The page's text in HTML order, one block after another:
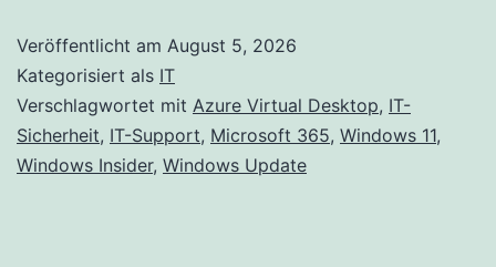
Veröffentlicht am August 5, 2026
Kategorisiert als IT
Verschlagwortet mit Azure Virtual Desktop, IT-
Sicherheit, IT-Support, Microsoft 365, Windows 11,
Windows Insider, Windows Update